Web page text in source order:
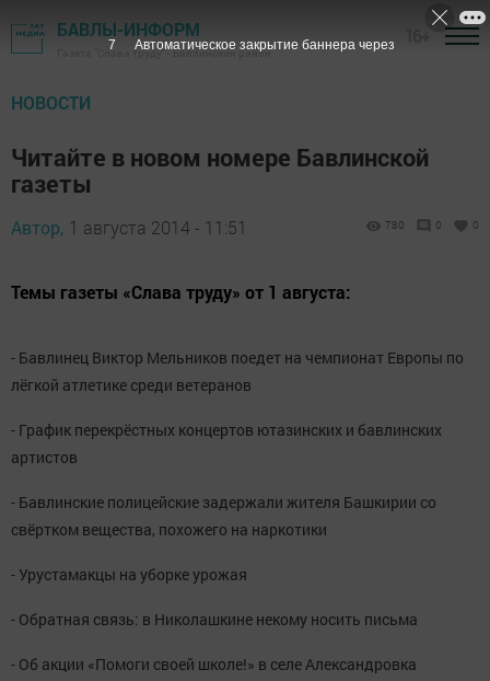
БАВЛЫ-ИНФОРМ
Газета "Слава труду" - Бавлинский район
НОВОСТИ
Читайте в новом номере Бавлинской
газеты
Автор, 1 августа 2014 - 11:51 780 0 0
Темы газеты «Слава труду» от 1 августа:
- Бавлинец Виктор Мельников поедет на чемпионат Европы по
лёгкой атлетике среди ветеранов
- График перекрёстных концертов ютазинских и бавлинских
артистов
- Бавлинские полицейские задержали жителя Башкирии со
свёртком вещества, похожего на наркотики
- Урустамакцы на уборке урожая
- Обратная связь: в Николашкине некому носить письма
- Об акции «Помоги своей школе!» в селе Александровка
6 Автоматическое закрытие баннера через